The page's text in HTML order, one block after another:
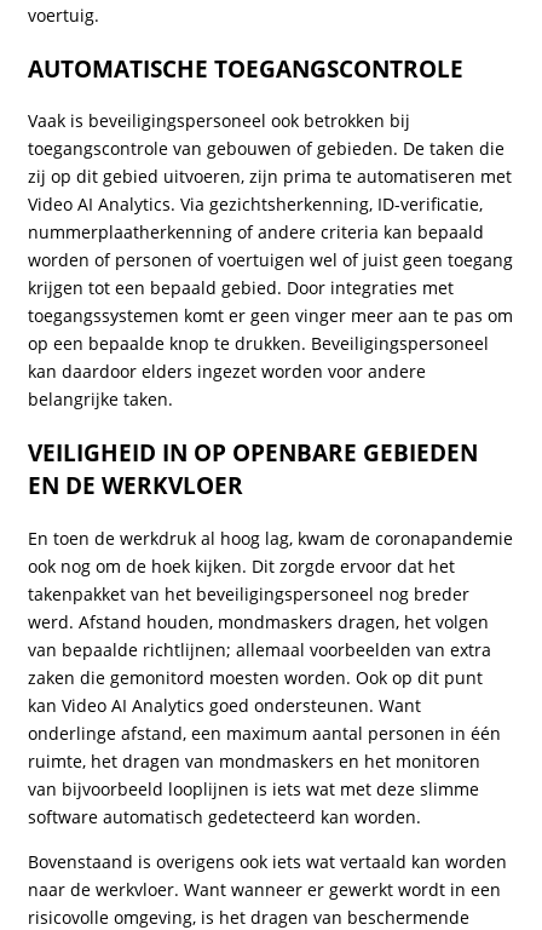
voertuig.
AUTOMATISCHE TOEGANGSCONTROLE
Vaak is beveiligingspersoneel ook betrokken bij
toegangscontrole van gebouwen of gebieden. De taken die
zij op dit gebied uitvoeren, zijn prima te automatiseren met
Video AI Analytics. Via gezichtsherkenning, ID-verificatie,
nummerplaatherkenning of andere criteria kan bepaald
worden of personen of voertuigen wel of juist geen toegang
krijgen tot een bepaald gebied. Door integraties met
toegangssystemen komt er geen vinger meer aan te pas om
op een bepaalde knop te drukken. Beveiligingspersoneel
kan daardoor elders ingezet worden voor andere
belangrijke taken.
VEILIGHEID IN OP OPENBARE GEBIEDEN
EN DE WERKVLOER
En toen de werkdruk al hoog lag, kwam de coronapandemie
ook nog om de hoek kijken. Dit zorgde ervoor dat het
takenpakket van het beveiligingspersoneel nog breder
werd. Afstand houden, mondmaskers dragen, het volgen
van bepaalde richtlijnen; allemaal voorbeelden van extra
zaken die gemonitord moesten worden. Ook op dit punt
kan Video AI Analytics goed ondersteunen. Want
onderlinge afstand, een maximum aantal personen in één
ruimte, het dragen van mondmaskers en het monitoren
van bijvoorbeeld looplijnen is iets wat met deze slimme
software automatisch gedetecteerd kan worden.
Bovenstaand is overigens ook iets wat vertaald kan worden
naar de werkvloer. Want wanneer er gewerkt wordt in een
risicovolle omgeving, is het dragen van beschermende